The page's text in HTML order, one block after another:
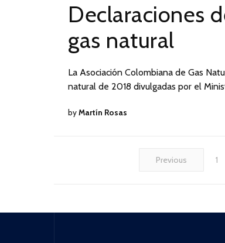
MAYO
Declaraciones
gas natural
La Asociación Colombiana de Gas
natural de 2018 divulgadas por el
byMartín Rosas
Previous 1